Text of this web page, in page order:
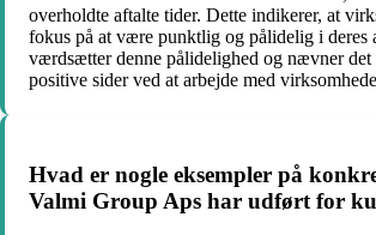
overholdte aftalte tider. Dette indikerer, at
fokus på at være punktlig og pålidelig i deres
værdsætter denne pålidelighed og nævner det
positive sider ved at arbejde med
Hvad er nogle eksempler på
Valmi Group Aps har udført for